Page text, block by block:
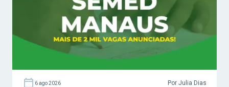
6 ago 2026 Por Julia Dias